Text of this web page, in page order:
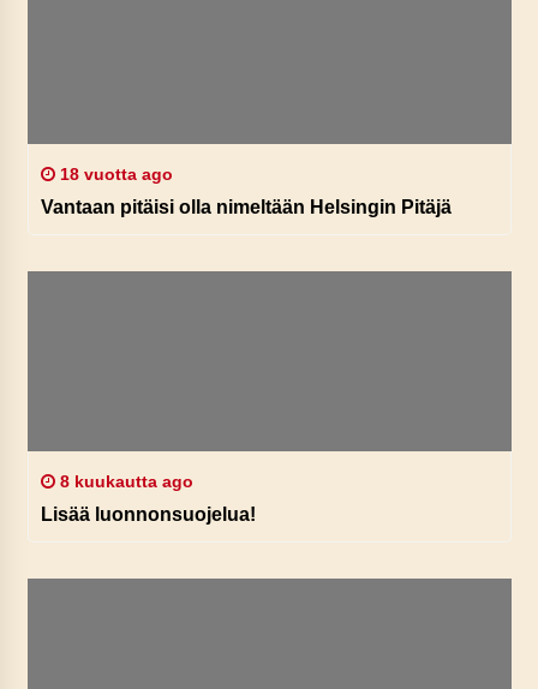
18 vuotta ago
Vantaan pitäisi olla nimeltään Helsingin Pitäjä
8 kuukautta ago
Lisää luonnonsuojelua!